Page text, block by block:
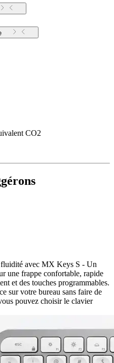
CO2
avec MX Keys S - Un
une frappe confortable, rapide
et des touches programmables.
sur votre bureau sans faire de
pouvez choisir le clavier